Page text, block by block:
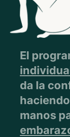
El
da la
manos